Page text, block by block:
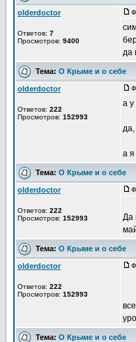
olderdoctor
Ответов: 7
Просмотров: 9400
да
Тема: О Крыме и о себе
olderdoctor
Ответов: 222
Просмотров: 152993
а
а я
Тема: О Крыме и о себе
olderdoctor
Ответов: 222
Просмотров: 152993
Да
Тема: О Крыме и о себе
olderdoctor
Ответов: 222
Просмотров: 152993
Тема: О Крыме и о себе